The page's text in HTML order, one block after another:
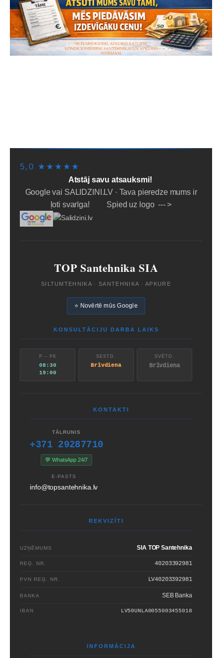
5,0 ★★★★★
Atstāj savu atsauksmi!
Google vai SALIDZINI.LV · Tava pieredze mums ir
ļoti svarīga! Spied uz logo --- >
TOP Santehnika SIA
SILTUMTEHNIKA · SANTEHNIKA · APKURE
⭐ Novērtē mūs Google
KONSULTĀCIJU DARBA LAIKS
P – PK
08:30
19:00
SESTD.
Brīvdiena
SVĒTD.
Brīvdiena
KONTAKTI
TĀLRUNIS
+371 29287710
💬 WhatsApp 24/7
E-PASTS
info@topsantehnika.lv
REKVIZĪTI
UZŅĒMUMS SIA TOP Santehnika
REĢ. NR. 40203392981
PVN REĢ. NR. LV40203392981
BANKA SEB Banka
IBAN LV50UNLA0055003455018
INFORMĀCIJA